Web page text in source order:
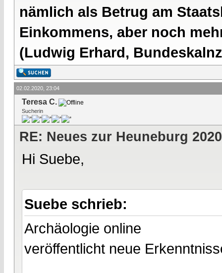
nämlich als Betrug am
Einkommens, aber noch
(Ludwig Erhard,
02.02.2020, 23:04
Teresa C.
Sucherin
RE: Neues zur Heuneburg 2020
Hi Suebe,
Suebe schrieb:
Archäologie online
veröffentlicht neue